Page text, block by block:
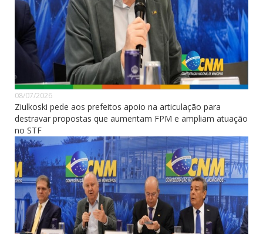
08/07/2026
Ziulkoski pede aos prefeitos apoio na articulação para
destravar propostas que aumentam FPM e ampliam atuação
no STF